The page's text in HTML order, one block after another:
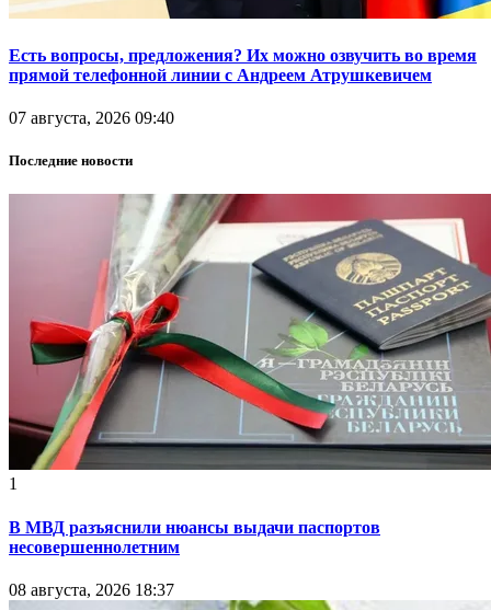
Есть вопросы, предложения? Их можно озвучить во время
прямой телефонной линии с Андреем Атрушкевичем
07 августа, 2026 09:40
Последние новости
1
В МВД разъяснили нюансы выдачи паспортов
несовершеннолетним
08 августа, 2026 18:37